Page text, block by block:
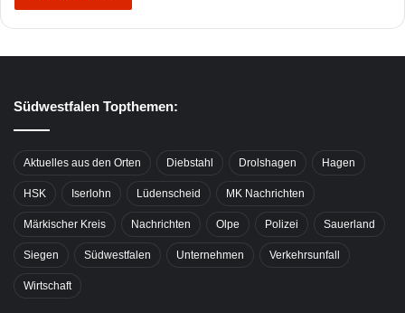
Südwestfalen Topthemen:
Aktuelles aus den Orten Diebstahl Drolshagen Hagen
HSK Iserlohn Lüdenscheid MK Nachrichten
Märkischer Kreis Nachrichten Olpe Polizei Sauerland
Siegen Südwestfalen Unternehmen Verkehrsunfall
Wirtschaft